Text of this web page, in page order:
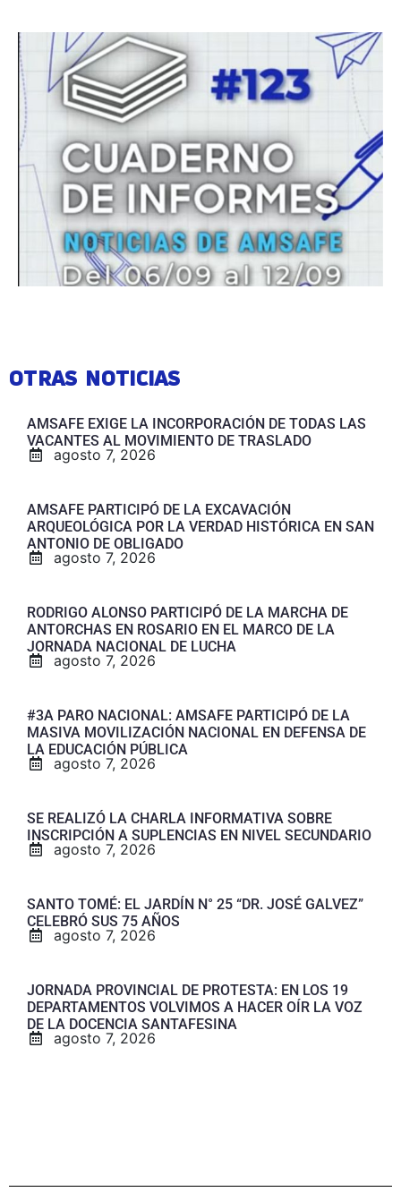
OTRAS NOTICIAS
AMSAFE EXIGE LA INCORPORACIÓN DE TODAS LAS
VACANTES AL MOVIMIENTO DE TRASLADO
agosto 7, 2026
AMSAFE PARTICIPÓ DE LA EXCAVACIÓN
ARQUEOLÓGICA POR LA VERDAD HISTÓRICA EN SAN
ANTONIO DE OBLIGADO
agosto 7, 2026
RODRIGO ALONSO PARTICIPÓ DE LA MARCHA DE
ANTORCHAS EN ROSARIO EN EL MARCO DE LA
JORNADA NACIONAL DE LUCHA
agosto 7, 2026
#3A PARO NACIONAL: AMSAFE PARTICIPÓ DE LA
MASIVA MOVILIZACIÓN NACIONAL EN DEFENSA DE
LA EDUCACIÓN PÚBLICA
agosto 7, 2026
SE REALIZÓ LA CHARLA INFORMATIVA SOBRE
INSCRIPCIÓN A SUPLENCIAS EN NIVEL SECUNDARIO
agosto 7, 2026
SANTO TOMÉ: EL JARDÍN N° 25 “DR. JOSÉ GALVEZ”
CELEBRÓ SUS 75 AÑOS
agosto 7, 2026
JORNADA PROVINCIAL DE PROTESTA: EN LOS 19
DEPARTAMENTOS VOLVIMOS A HACER OÍR LA VOZ
DE LA DOCENCIA SANTAFESINA
agosto 7, 2026